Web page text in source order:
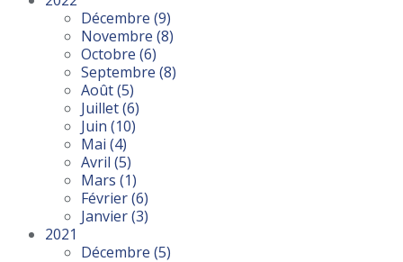
Décembre (9)
Novembre (8)
Octobre (6)
Septembre (8)
Août(5)
Juillet(6)
Juin (10)
Mai (4)
Avril (5)
Mars (1)
Février(6)
Janvier(3)
2021
Décembre (5)